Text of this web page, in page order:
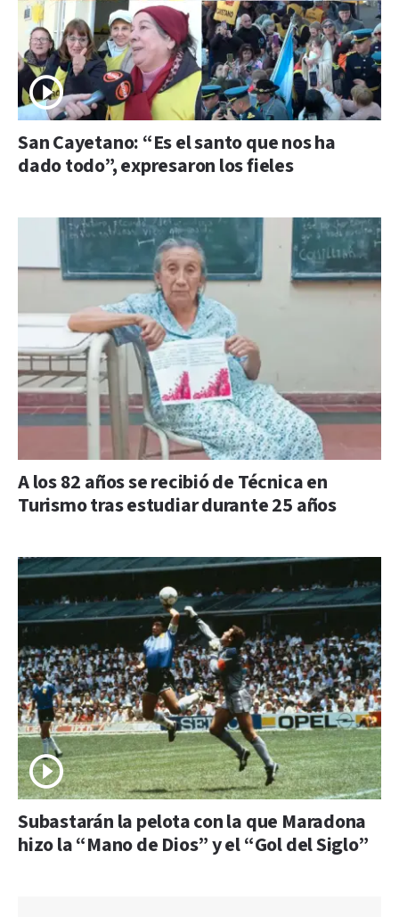
San Cayetano: “Es el santo que nos ha
dado todo”, expresaron los fieles
A los 82 años se recibió de Técnica en
Turismo tras estudiar durante 25 años
Subastarán la pelota con la que Maradona
hizo la “Mano de Dios” y el “Gol del Siglo”